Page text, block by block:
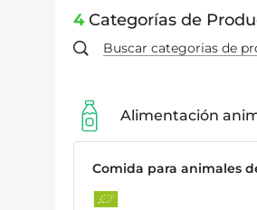
4Categorías de
Alimentación
Comida para animales